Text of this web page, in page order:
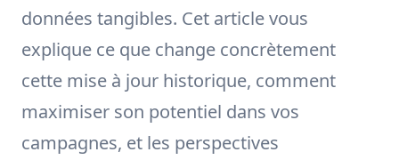
données tangibles. Cet article vous
explique ce que change concrètement
cette mise à jour historique, comment
maximiser son potentiel dans vos
campagnes, et les perspectives